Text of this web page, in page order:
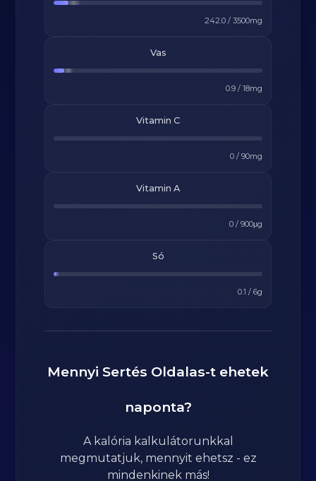
242.0/ 3500mg
Vas
0.9/ 18mg
Vitamin C
0/ 90mg
Vitamin A
0/ 900μg
Só
0.1 / 6g
Mennyi Sertés Oldalas-t ehetek
naponta?
A kalória kalkulátorunkkal
megmutatjuk, mennyit ehetsz - ez
mindenkinek más!